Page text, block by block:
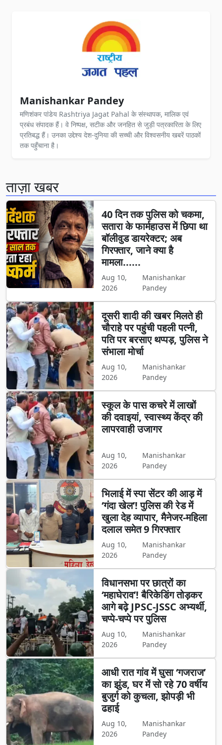
Manishankar Pandey
मणिशंकर पांडेय Rashtriya Jagat Pahal के संस्थापक, मालिक एवं
प्रबंध संपादक हैं। वे निष्पक्ष, सटीक और जनहित से जुड़ी पत्रकारिता के लिए
प्रतिबद्ध हैं। उनका उद्देश्य देश-दुनिया की सच्ची और विश्वसनीय खबरें पाठकों
तक पहुँचाना है।
ताज़ा खबर
40 दिन तक पुलिस को चकमा,
सतारा के फार्महाउस में छिपा था
बॉलीवुड डायरेक्टर; अब
गिरफ्तार, जाने क्या है
मामला......
Aug 10,
2026
Manishankar
Pandey
दूसरी शादी की खबर मिलते ही
चौराहे पर पहुंची पहली पत्नी,
पति पर बरसाए थप्पड़, पुलिस ने
संभाला मोर्चा
Aug 10,
2026
Manishankar
Pandey
स्कूल के पास कचरे में लाखों
की दवाइयां, स्वास्थ्य केंद्र की
लापरवाही उजागर
Aug 10,
2026
Manishankar
Pandey
भिलाई में स्पा सेंटर की आड़ में
‘गंदा खेल’! पुलिस की रेड में
खुला देह व्यापार, मैनेजर-महिला
दलाल समेत 9 गिरफ्तार
Aug 10,
2026
Manishankar
Pandey
विधानसभा पर छात्रों का
‘महाघेराव’! बैरिकेडिंग तोड़कर
आगे बढ़े JPSC-JSSC अभ्यर्थी,
चप्पे-चप्पे पर पुलिस
Aug 10,
2026
Manishankar
Pandey
आधी रात गांव में घुसा ‘गजराज’
का झुंड, घर में सो रहे 70 वर्षीय
बुजुर्ग को कुचला, झोपड़ी भी
ढहाई
Aug 10,
2026
Manishankar
Pandey